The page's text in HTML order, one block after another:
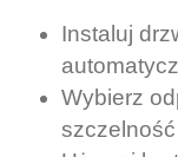
Instaluj
Wybierz